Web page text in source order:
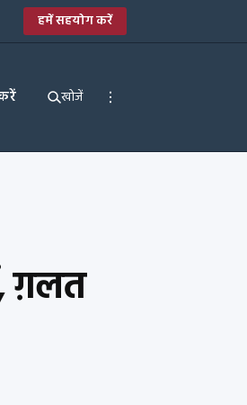
हमें सहयोग करें
खोजें
ग़लत